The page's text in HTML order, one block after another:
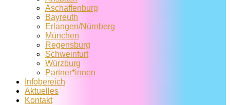
Aschaffenburg
Bayreuth
Erlangen/Nürnberg
München
Regensburg
Schweinfurt
Würzburg
Partner*innen
Infobereich
Aktuelles
Kontakt